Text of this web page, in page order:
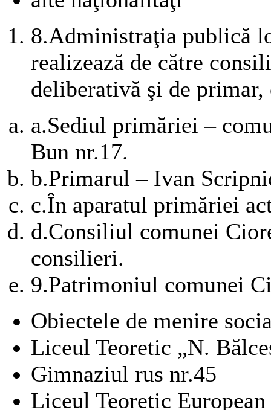
8.Administraţia publică
realizează de către
deliberativă şi de primar,
a.Sediul primăriei –
Bun nr.17.
b.Primarul – Ivan
c.În aparatul primăriei
d.Consiliul comunei
consilieri.
9.Patrimoniul comunei
Obiectele de menire
Liceul Teoretic „N.
Gimnaziul rus nr.45
Liceul Teoretic European